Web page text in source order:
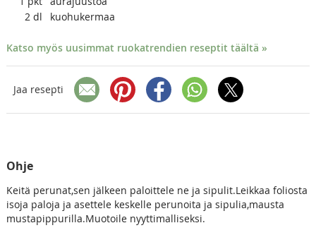
2 dl kuohukermaa
Katso myös uusimmat ruokatrendien reseptit täältä »
Jaa resepti
Ohje
Keitä perunat,sen jälkeen paloittele ne ja sipulit.Leikkaa foliosta
isoja paloja ja asettele keskelle perunoita ja sipulia,mausta
mustapippurilla.Muotoile nyyttimalliseksi.